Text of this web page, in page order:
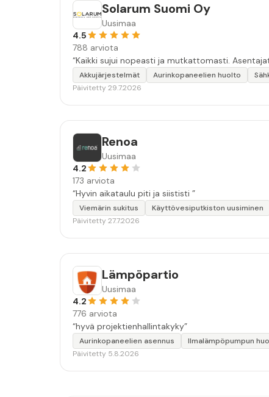
Solarum Suomi Oy
Uusimaa
4.5
788 arviota
“Kaikki sujui nopeasti ja mutkattomasti.
Akkujärjestelmät Aurinkopaneelien huolto
Päivitetty 29.7.2026
Renoa
Uusimaa
4.2
173 arviota
“Hyvin aikataulu piti ja siististi ”
Viemärin sukitus Käyttövesiputkiston uusiminen
Päivitetty 27.7.2026
Lämpöpartio
Uusimaa
4.2
776 arviota
“hyvä projektienhallintakyky”
Aurinkopaneelien asennus Ilmalämpöpumpun
Päivitetty 5.8.2026